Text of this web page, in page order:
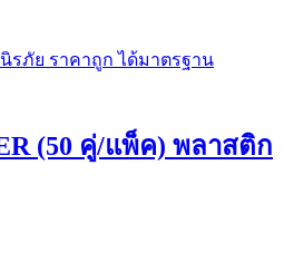
นิรภัย ราคาถูก ได้มาตรฐาน
(50 คู่/แพ็ค) พลาสติก